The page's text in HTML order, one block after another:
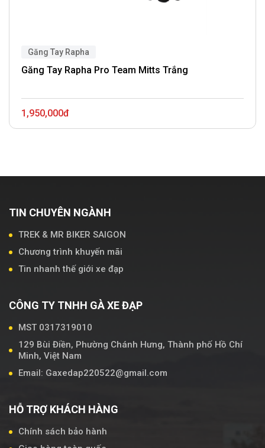
Găng Tay Rapha
Găng Tay Rapha Pro Team Mitts Trắng
1,950,000đ
TIN CHUYÊN NGÀNH
TREK & MR BIKER SAIGON
Chương trình khuyến mãi
Tin nhanh thế giới xe đạp
CÔNG TY TNHH GÀ XE ĐẠP
MST 0317319010
129 Bùi Điền, Phường Chánh Hưng, Thành phố Hồ Chí
Minh, Việt Nam
Email: Gaxedap220522@gmail.com
HỖ TRỢ KHÁCH HÀNG
Chính sách bảo hành